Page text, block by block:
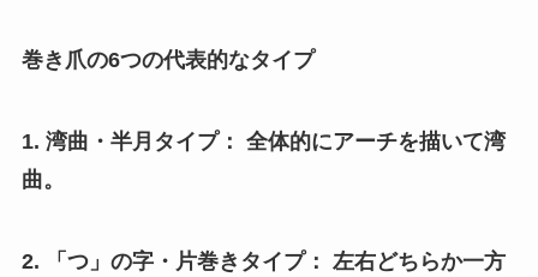
巻き爪の6つの代表的なタイプ
1. 湾曲・半月タイプ： 全体的にアーチを描いて湾
曲。
2. 「つ」の字・片巻きタイプ： 左右どちらか一方